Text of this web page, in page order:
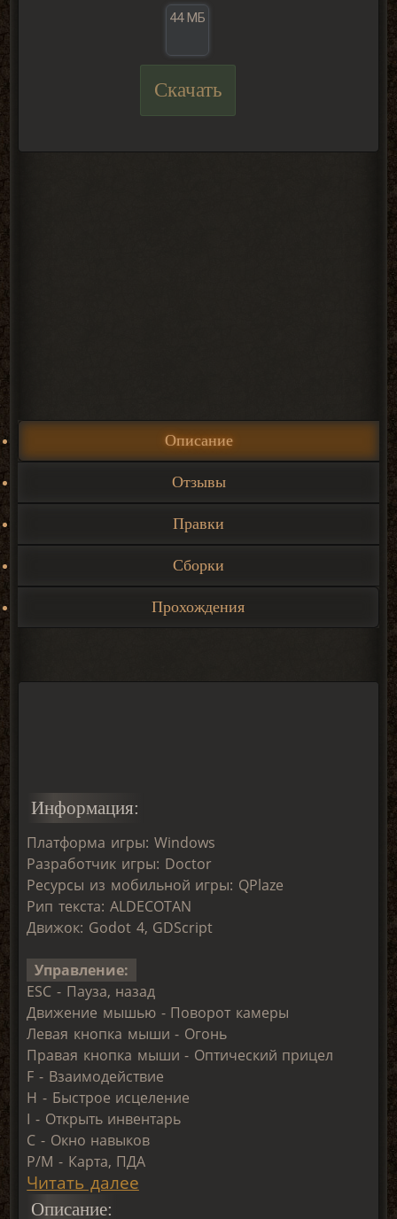
44 МБ
Скачать
Описание
Отзывы
Правки
Сборки
Прохождения
Информация:
Платформа игры: Windows
Разработчик игры: Doctor
Реcурсы из мобильной игры: QPlaze
Рип текста: ALDECOTAN
Движок: Godot 4, GDScript
Управление:
ESC - Пауза, назад
Движение мышью - Поворот камеры
Левая кнопка мыши - Огонь
Правая кнопка мыши - Оптический прицел
F - Взаимодействие
H - Быстрое исцеление
I - Открыть инвентарь
C - Окно навыков
P/M - Карта, ПДА
Читать далее
Описание: